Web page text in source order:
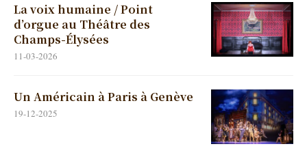
La voix humaine / Point
d’orgue au Théâtre des
Champs-Élysées
11-03-2026
Un Américain à Paris à Genève
19-12-2025